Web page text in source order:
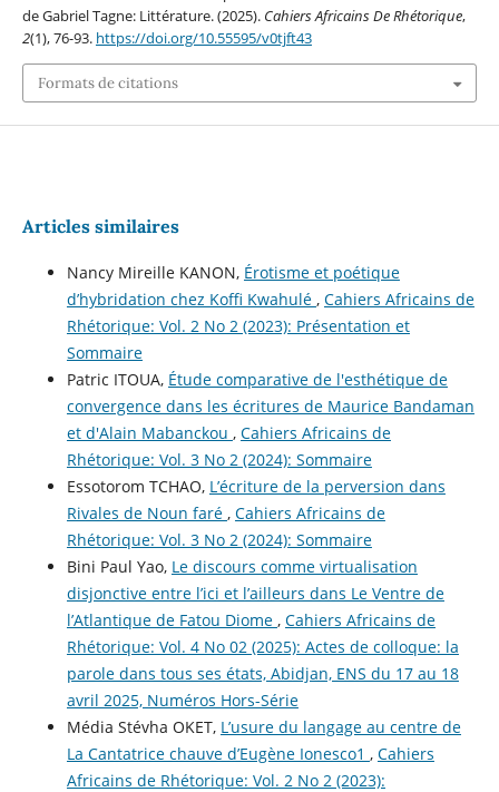
de Gabriel Tagne: Littérature. (2025). Cahiers Africains De Rhétorique,
2(1), 76-93. https://doi.org/10.55595/v0tjft43
Formats de citations
Articles similaires
Nancy Mireille KANON, Érotisme et poétique
d’hybridation chez Koffi Kwahulé , Cahiers Africains de
Rhétorique: Vol. 2 No 2 (2023): Présentation et
Sommaire
Patric ITOUA, Étude comparative de l'esthétique de
convergence dans les écritures de Maurice Bandaman
et d'Alain Mabanckou , Cahiers Africains de
Rhétorique: Vol. 3 No 2 (2024): Sommaire
Essotorom TCHAO, L’écriture de la perversion dans
Rivales de Noun faré , Cahiers Africains de
Rhétorique: Vol. 3 No 2 (2024): Sommaire
Bini Paul Yao, Le discours comme virtualisation
disjonctive entre l’ici et l’ailleurs dans Le Ventre de
l’Atlantique de Fatou Diome , Cahiers Africains de
Rhétorique: Vol. 4 No 02 (2025): Actes de colloque: la
parole dans tous ses états, Abidjan, ENS du 17 au 18
avril 2025, Numéros Hors-Série
Média Stévha OKET, L’usure du langage au centre de
La Cantatrice chauve d’Eugène Ionesco1 , Cahiers
Africains de Rhétorique: Vol. 2 No 2 (2023):